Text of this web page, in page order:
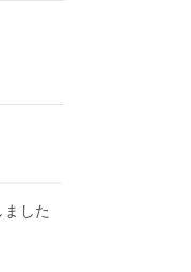
した